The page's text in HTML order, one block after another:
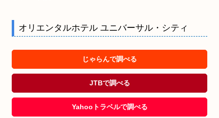
オリエンタルホテル ユニバーサル・シティ
じゃらんで調べる
JTBで調べる
Yahooトラベルで調べる